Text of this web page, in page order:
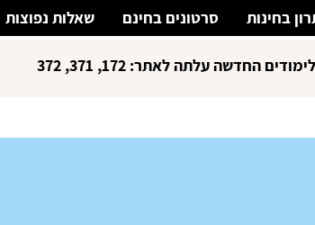
בחינות סרטונים בחינם שאלות נפוצות
החדשה עלתה לאתר: 172, 371, 372